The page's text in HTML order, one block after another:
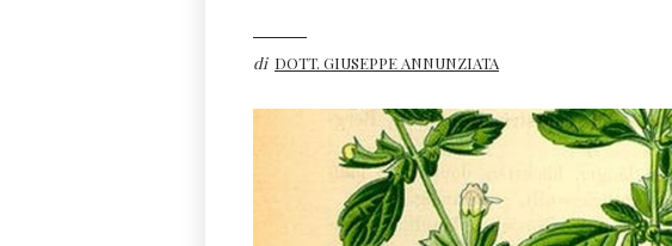
di DOTT. GIUSEPPE ANNUNZIATA